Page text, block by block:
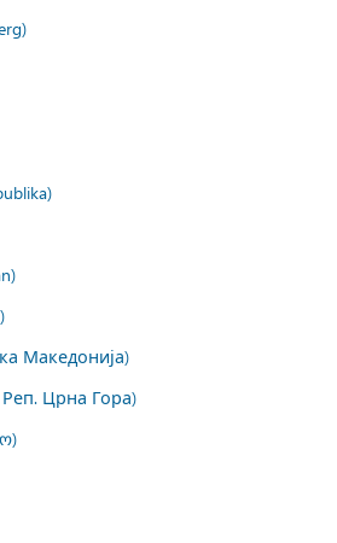
Македонија)
Црна Гора)